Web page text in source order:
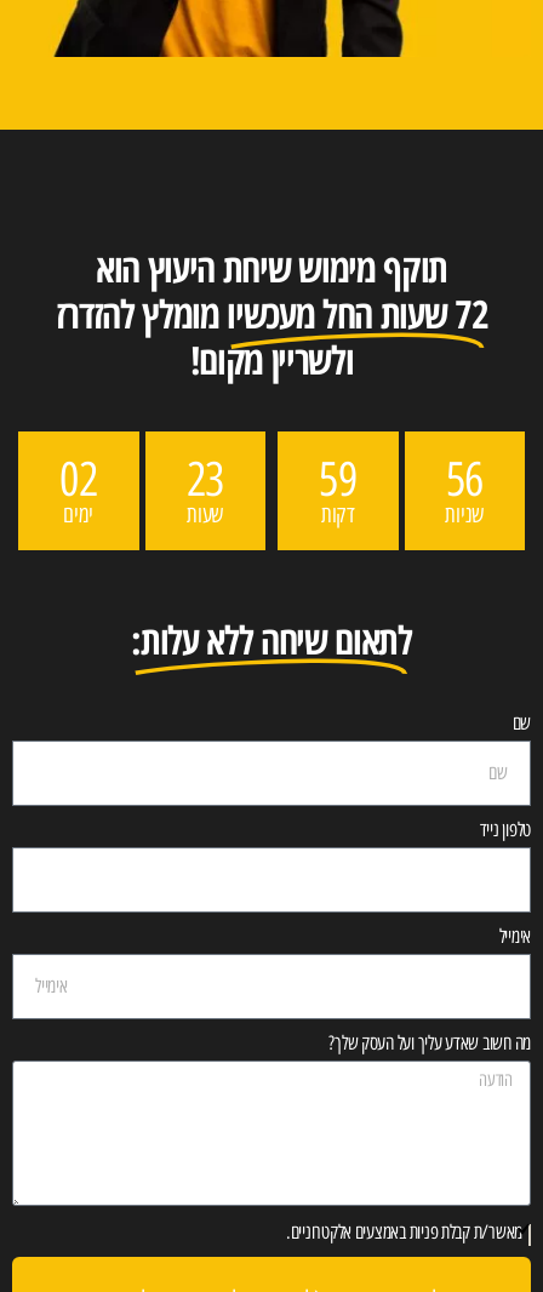
תוקף מימוש שיחת היעוץ הוא
72 שעות החל מעכשיו
מומלץ להזדרז
ולשריין מקום!
02
ימים
23
שעות
59
דקות
56
שניות
לתאום שיחה ללא עלות:
שם
טלפון נייד
אימייל
מה חשוב שאדע עליך ועל העסק שלך?
מאשר/ת קבלת פניות באמצעים אלקטרוניים.